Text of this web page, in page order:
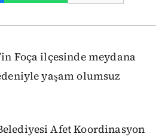
Foça ilçesinde meydana
yaşam olumsuz
Afet Koordinasyon